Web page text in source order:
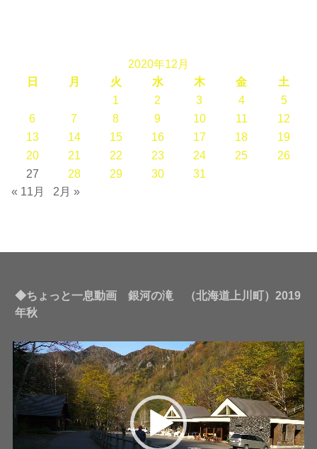
2020年12月
日
月 火 水 木 金
土
1
2 3 4
5
6
7 8 9 10 11
12
13
14 15 16 17 18
19
20
21 22 23 24 25
26
27
28 29 30
31
« 11月
2月 »
◆ちょっと一息動画 銀河の滝 （北海道上川町）2019
年秋
動
画
プ
レ
ー
ヤ